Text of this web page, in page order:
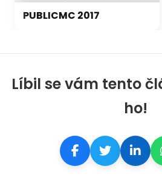
Líbil se vám tento
ho!
PUBLICMC 2017